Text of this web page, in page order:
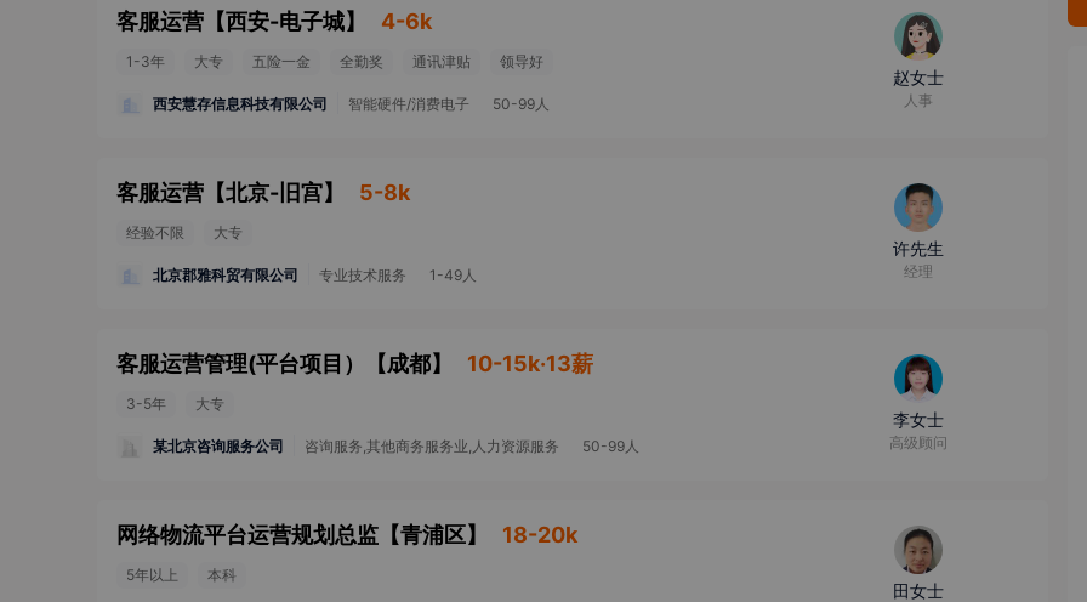
客服运营 【西安-电子城】 4-6k
1-3年 大专 五险一金 全勤奖 通讯津贴 领导好
西安慧存信息科技有限公司 智能硬件/消费电子 50-99人
赵女士
人事
客服运营 【北京-旧宫】 5-8k
经验不限 大专
北京郡雅科贸有限公司 专业技术服务 1-49人
许先生
经理
客服运营管理(平台项目） 【成都】 10-15k·13薪
3-5年 大专
某北京咨询服务公司 咨询服务,其他商务服务业,人力资源服务 50-99人
李女士
高级顾问
网络物流平台运营规划总监 【青浦区】 18-20k
5年以上 本科
田女士